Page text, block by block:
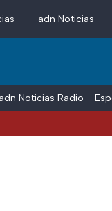
adn Noticias
adn Noticias Radio